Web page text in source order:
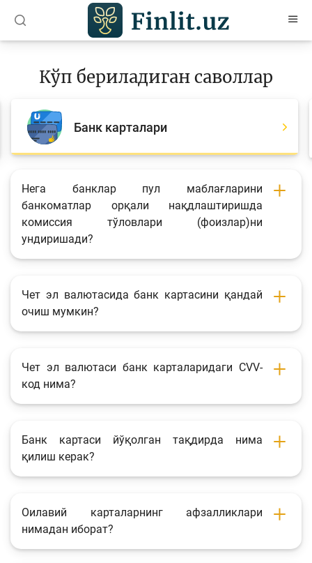
Мақолалар
Ўқув қўлланмалар
Лойиҳалар
Депозит ва кредит калькуляторлари
Кўп бериладиган саволлар
Сўровнома
Фотогалерея
Лойиҳа ҳақида
Кенгайтирилган қидирув
Кўп бериладиган саволлар
Банк карталари
Нега банклар пул маблағларини
банкоматлар орқали нақдлаштиришда
комиссия тўловлари (фоизлар)ни
ундиришади?
Чет эл валютасида банк картасини қандай
очиш мумкин?
Чет эл валютаси банк карталаридаги CVV-
код нима?
Банк картаси йўқолган тақдирда нима
қилиш керак?
Оилавий карталарнинг афзалликлари
нимадан иборат?